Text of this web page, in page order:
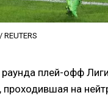
REUTERS
плей-офф
проходившая на